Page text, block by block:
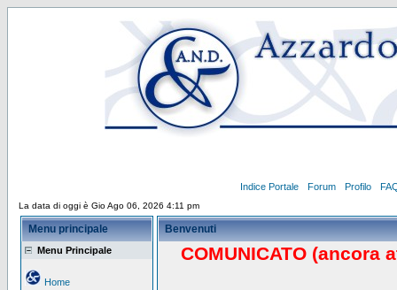
Indice Portale Forum Profilo
La data di oggi è Gio Ago 06, 2026 4:11 pm
Menu principale
Menu Principale
Home
Benvenuti
COMUNICATO (ancora